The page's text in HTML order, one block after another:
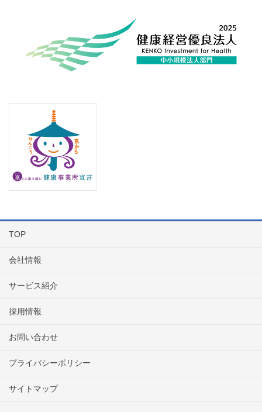
TOP
会社情報
サービス紹介
採用情報
お問い合わせ
プライバシーポリシー
サイトマップ